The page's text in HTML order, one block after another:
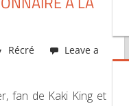
Récré
Leave a
fan de Kaki King et